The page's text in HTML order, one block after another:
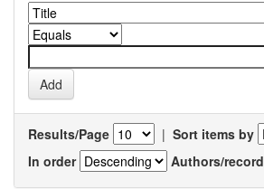
Results/Page | Sort items by
In order
Authors/record